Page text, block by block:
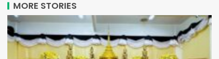
MORE STORIES